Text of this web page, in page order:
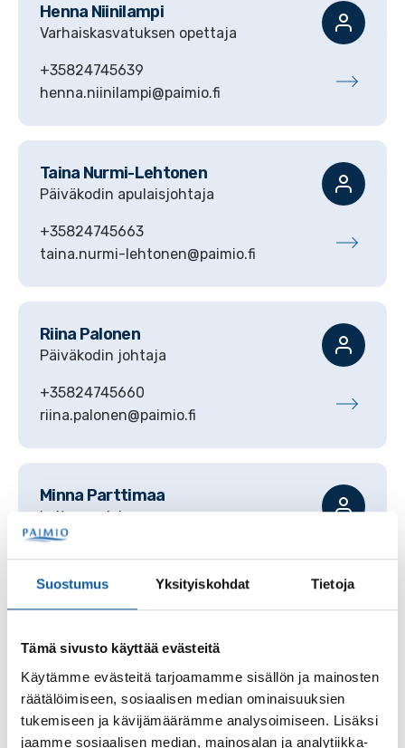
Suostumus Yksityiskohdat Tietoja
Tämä sivusto käyttää evästeitä
Käytämme evästeitä tarjoamamme sisällön ja mainosten
räätälöimiseen, sosiaalisen median ominaisuuksien
tukemiseen ja kävijämäärämme analysoimiseen. Lisäksi
jaamme sosiaalisen median, mainosalan ja analytiikka-
Henna Niinilampi
Varhaiskasvatuksen opettaja
+35824745639
henna.niinilampi@paimio.fi
Taina Nurmi-Lehtonen
Päiväkodin apulaisjohtaja
+35824745663
taina.nurmi-lehtonen@paimio.fi
Riina Palonen
Päiväkodin johtaja
+35824745660
riina.palonen@paimio.fi
Minna Parttimaa
Laitosapulainen
minna.parttimaa@paimio.fi
Katariina Santalahti
Varhaiskasvatuksen lastenhoitaja
+35824745601
katariina.santalahti@paimio.fi